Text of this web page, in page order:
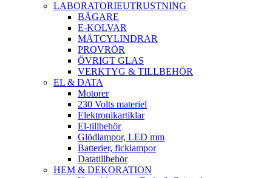
LABORATORIEUTRUSTNING
BÄGARE
E-KOLVAR
MÄTCYLINDRAR
PROVRÖR
ÖVRIGT GLAS
VERKTYG & TILLBEHÖR
EL & DATA
Motorer
230 Volts materiel
Elektronikartiklar
El-tillbehör
Glödlampor, LED mm
Batterier, ficklampor
Datatillbehör
HEM & DEKORATION